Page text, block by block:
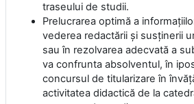
traseului de studii.
Prelucrarea optimă a
vederea redactării şi susţinerii
sau în rezolvarea adecvată a
va confrunta absolventul, în
concursul de titularizare în
activitatea didactică de la